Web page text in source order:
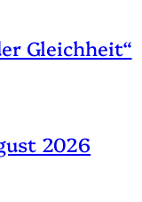
Gleichheit“
2026